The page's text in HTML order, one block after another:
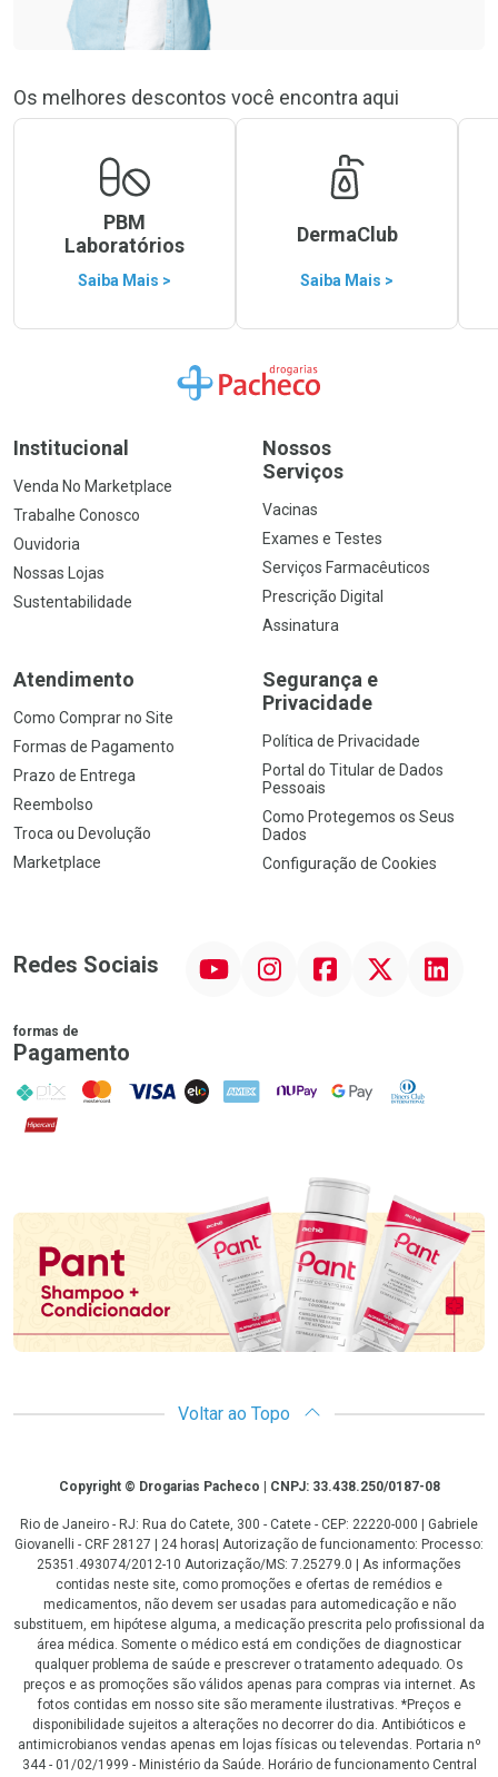
Os melhores descontos você encontra aqui
PBM
Laboratórios
Saiba Mais >
DermaClub
Saiba Mais >
Ir para a Home
Institucional
Venda No Marketplace
Trabalhe Conosco
Ouvidoria
Nossas Lojas
Sustentabilidade
Nossos
Serviços
Vacinas
Exames e Testes
Serviços Farmacêuticos
Prescrição Digital
Assinatura
Atendimento
Como Comprar no Site
Formas de Pagamento
Prazo de Entrega
Reembolso
Troca ou Devolução
Marketplace
Segurança e
Privacidade
Política de Privacidade
Portal do Titular de Dados
Pessoais
Como Protegemos os Seus
Dados
Configuração de Cookies
Redes Sociais InstagramFacebook Linkedin
formas de
Pagamento
PIX MasterCard
VISA ELO AMEX NuPay Google PayDiners Club
Hipercard
Promoção em Destaque
Voltar ao Topo
CopyrightCopyright © Drogarias Pacheco | CNPJ: 33.438.250/0187-08
Rio de Janeiro - RJ: Rua do Catete, 300 - Catete - CEP: 22220-000 | Gabriele
Giovanelli - CRF 28127 | 24 horas| Autorização de funcionamento: Processo:
25351.493074/2012-10 Autorização/MS: 7.25279.0 | As informações
contidas neste site, como promoções e ofertas de remédios e
medicamentos, não devem ser usadas para automedicação e não
substituem, em hipótese alguma, a medicação prescrita pelo profissional da
área médica. Somente o médico está em condições de diagnosticar
qualquer problema de saúde e prescrever o tratamento adequado. Os
preços e as promoções são válidos apenas para compras via internet. As
fotos contidas em nosso site são meramente ilustrativas. *Preços e
disponibilidade sujeitos a alterações no decorrer do dia. Antibióticos e
antimicrobianos vendas apenas em lojas físicas ou televendas. Portaria nº
344 - 01/02/1999 - Ministério da Saúde. Horário de funcionamento Central